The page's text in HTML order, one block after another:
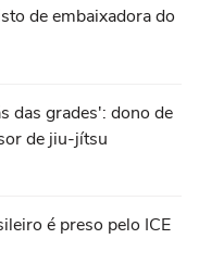
de embaixadora do
das grades': dono de
de jiu-jítsu
é preso pelo ICE